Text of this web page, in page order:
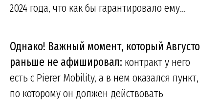
2024 года, что как бы гарантировало ему...
Однако! Важный момент, который Августо
раньше не афишировал: контракт у него
есть с Pierer Mobility, а в нем оказался пункт,
по которому он должен действовать